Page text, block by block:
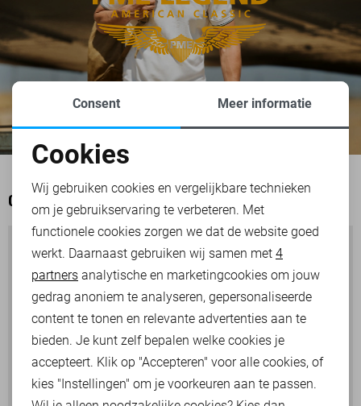
OOK HET BEKIJKEN WAARD
Noodzakelijke cookies
Personalisatie cookies
Analytische cookies
Marketing cookies
Consent Meer informatie
Cookies
Wij gebruiken cookies en vergelijkbare technieken
om je gebruikservaring te verbeteren. Met
functionele cookies zorgen we dat de website goed
werkt. Daarnaast gebruiken wij samen met 4
partners analytische en marketingcookies om jouw
gedrag anoniem te analyseren, gepersonaliseerde
content te tonen en relevante advertenties aan te
bieden. Je kunt zelf bepalen welke cookies je
accepteert. Klik op "Accepteren" voor alle cookies, of
kies "Instellingen" om je voorkeuren aan te passen.